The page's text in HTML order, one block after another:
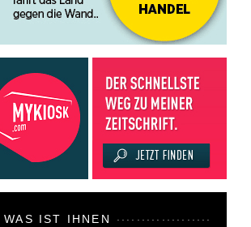
WAS IST IHNEN